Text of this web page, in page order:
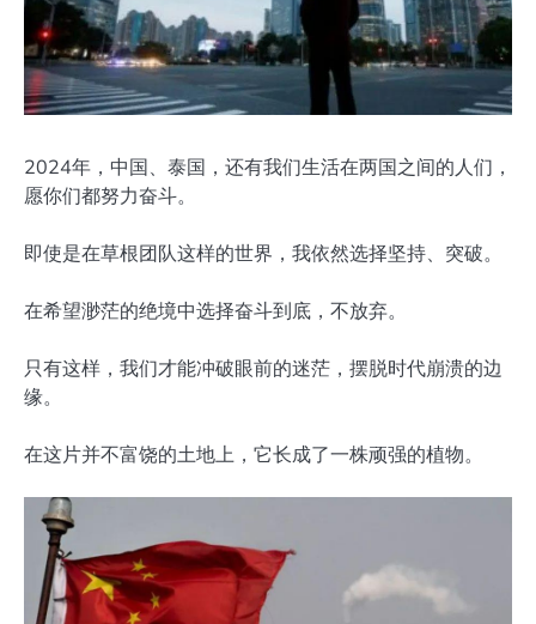
2024年，中国、泰国，还有我们生活在两国之间的人们，
愿你们都努力奋斗。
即使是在草根团队这样的世界，我依然选择坚持、突破。
在希望渺茫的绝境中选择奋斗到底，不放弃。
只有这样，我们才能冲破眼前的迷茫，摆脱时代崩溃的边
缘。
在这片并不富饶的土地上，它长成了一株顽强的植物。